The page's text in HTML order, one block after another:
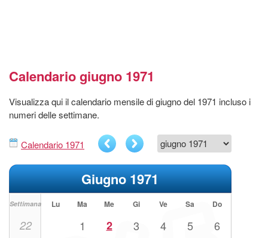
Calendario giugno 1971
Visualizza qui il calendario mensile di giugno del 1971 incluso i
numeri delle settimane.
Calendario 1971
Giugno 1971
Settimana Lu Ma Me Gi Ve Sa Do
22 1 2 3 4 5 6